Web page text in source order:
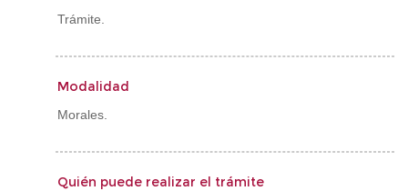
Trámite.
Modalidad
Morales.
Quién puede realizar el trámite